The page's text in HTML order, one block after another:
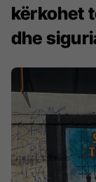
kërkohet
dhe